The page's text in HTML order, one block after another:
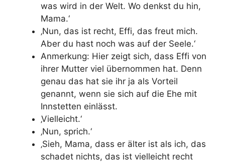
was wird in der Welt. Wo denkst du hin,
Mama.‘
‚Nun, das ist recht, Effi, das freut mich.
Aber du hast noch was auf der Seele.‘
Anmerkung: Hier zeigt sich, dass Effi von
ihrer Mutter viel übernommen hat. Denn
genau das hat sie ihr ja als Vorteil
genannt, wenn sie sich auf die Ehe mit
Innstetten einlässt.
‚Vielleicht.‘
‚Nun, sprich.‘
‚Sieh, Mama, dass er älter ist als ich, das
schadet nichts, das ist vielleicht recht